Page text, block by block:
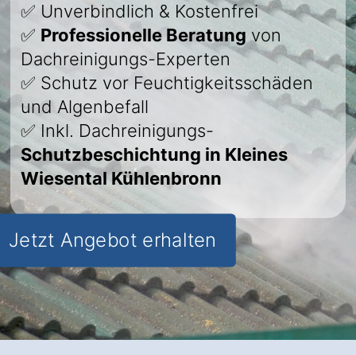
✅ Unverbindlich & Kostenfrei
✅ Professionelle Beratung von
Dachreinigungs-Experten
✅ Schutz vor Feuchtigkeitsschäden
und Algenbefall
✅ Inkl. Dachreinigungs-
Schutzbeschichtung in Kleines
Wiesental Kühlenbronn
Jetzt Angebot erhalten